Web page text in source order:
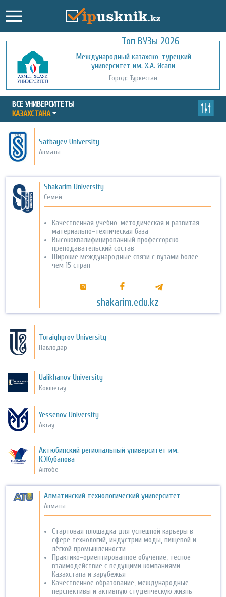
Топ ВУЗы 2026
Международный казахско-турецкий
университет им. Х.А. Ясави
Город: Туркестан
Кызылординский открытый
университет
Город: Кызылорда
ВСЕ УНИВЕРСИТЕТЫ
КАЗАХСТАНА
Satbayev University
Алматы
Shakarim University
Семей
Качественная учебно-методическая и развитая
материально-техническая база
Высококвалифицированный профессорско-
преподавательский состав
Широкие международные связи с вузами более
чем 15 стран
shakarim.edu.kz
Toraighyrov University
Павлодар
Ualikhanov University
Кокшетау
Yessenov University
Актау
Актюбинский региональный университет им.
К.Жубанова
Актобе
Алматинский технологический университет
Алматы
Стартовая площадка для успешной карьеры в
сфере технологий, индустрии моды, пищевой и
лёгкой промышленности
Практико-ориентированное обучение, тесное
взаимодействие с ведущими компаниями
Казахстана и зарубежья
Качественное образование, международные
перспективы и активную студенческую жизнь